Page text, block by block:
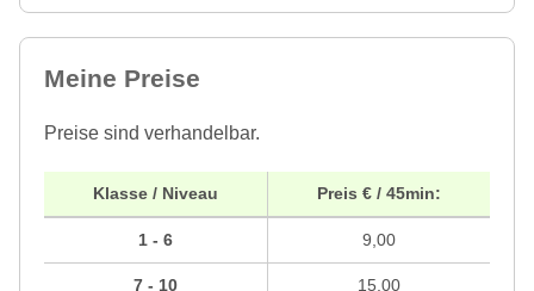
Meine Preise
Preise sind verhandelbar.
Klasse / Niveau
1 - 6
7 - 10
Preis € / 45min:
9,00
15,00